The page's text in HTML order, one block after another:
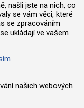
našli jste na nich, co
se vám věci, které
se zpracováním
ukládají ve vašem
našich webových